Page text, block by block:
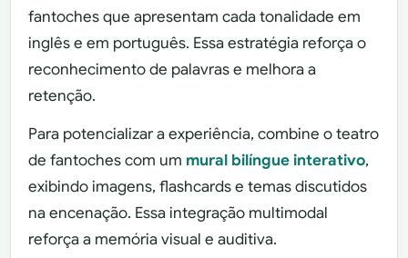
fantoches que apresentam cada tonalidade em
inglês e em português. Essa estratégia reforça o
reconhecimento de palavras e melhora a
retenção.
Para potencializar a experiência, combine o teatro
de fantoches com um mural bilíngue interativo,
exibindo imagens, flashcards e temas discutidos
na encenação. Essa integração multimodal
reforça a memória visual e auditiva.